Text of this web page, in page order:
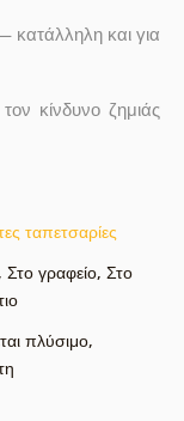
κατάλληλη και για
κίνδυνο ζημιάς
ταπετσαρίες
Στο γραφείο, Στο
πλύσιμο,